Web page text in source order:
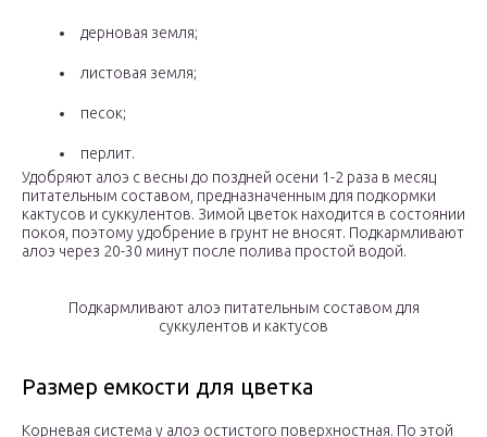
дерновая земля;
листовая земля;
песок;
перлит.
Удобряют алоэ с весны до поздней осени 1-2 раза в месяц
питательным составом, предназначенным для подкормки
кактусов и суккулентов. Зимой цветок находится в состоянии
покоя, поэтому удобрение в грунт не вносят. Подкармливают
алоэ через 20-30 минут после полива простой водой.
Подкармливают алоэ питательным составом для
суккулентов и кактусов
Размер емкости для цветка
Корневая система у алоэ остистого поверхностная. По этой